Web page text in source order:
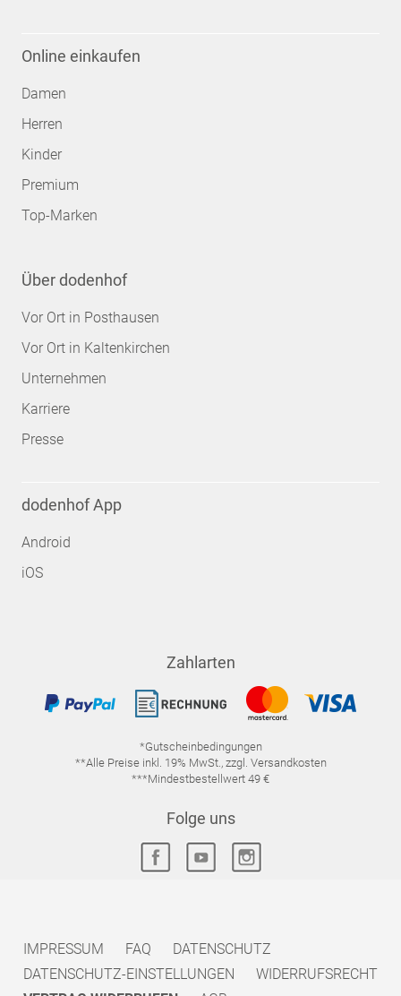
Online einkaufen
Damen
Herren
Kinder
Premium
Top-Marken
Über dodenhof
Vor Ort in Posthausen
Vor Ort in Kaltenkirchen
Unternehmen
Karriere
Presse
dodenhof App
Android
iOS
Zahlarten
*Gutscheinbedingungen
**Alle Preise inkl. 19% MwSt., zzgl. Versandkosten
***Mindestbestellwert 49 €
Folge uns
IMPRESSUM FAQ
DATENSCHUTZ
DATENSCHUTZ-EINSTELLUNGEN
WIDERRUFSRECHT